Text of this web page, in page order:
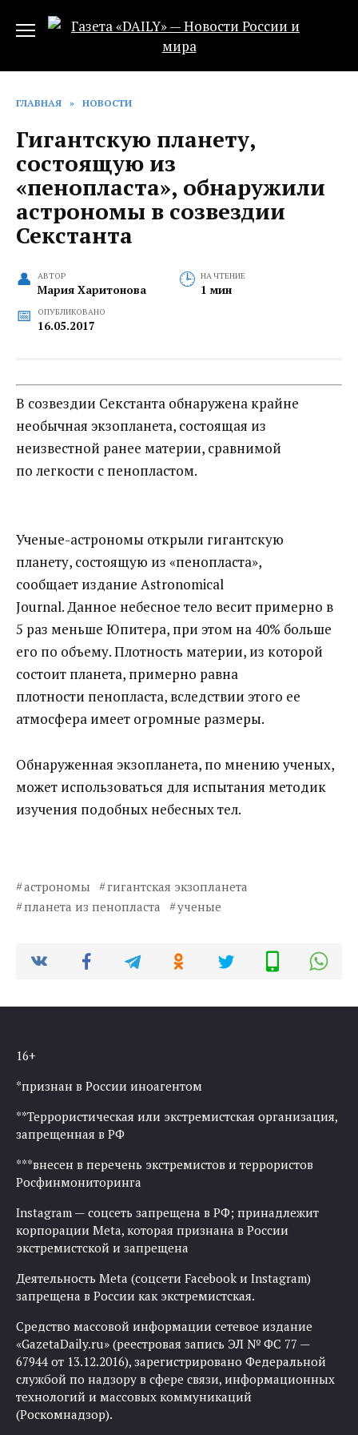
ГЛАВНАЯ » НОВОСТИ
Гигантскую планету,
состоящую из
«пенопласта», обнаружили
астрономы в созвездии
Секстанта
АВТОР
Мария Харитонова
НА ЧТЕНИЕ
1 мин
ОПУБЛИКОВАНО
16.05.2017
В созвездии Секстанта обнаружена крайне
необычная экзопланета, состоящая из
неизвестной ранее материи, сравнимой
по легкости с пенопластом.
Ученые-астрономы открыли гигантскую
планету, состоящую из «пенопласта»,
сообщает издание Astronomical
Journal. Данное небесное тело весит примерно в
5 раз меньше Юпитера, при этом на 40% больше
его по объему. Плотность материи, из которой
состоит планета, примерно равна
плотности пенопласта, вследствии этого ее
атмосфера имеет огромные размеры.
Обнаруженная экзопланета, по мнению ученых,
может использоваться для испытания методик
изучения подобных небесных тел.
астрономы
гигантская экзопланета
планета из пенопласта
ученые
16+
*признан в России иноагентом
**Террористическая или экстремистская организация,
запрещенная в РФ
***внесен в перечень экстремистов и террористов
Росфинмониторинга
Instagram — соцсеть запрещена в РФ; принадлежит
корпорации Meta, которая признана в России
экстремистской и запрещена
Деятельность Meta (соцсети Facebook и Instagram)
запрещена в России как экстремистская.
Средство массовой информации сетевое издание
«GazetaDaily.ru» (реестровая запись ЭЛ № ФС 77 —
67944 от 13.12.2016), зарегистрировано Федеральной
службой по надзору в сфере связи, информационных
технологий и массовых коммуникаций
(Роскомнадзор).